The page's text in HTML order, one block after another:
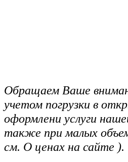
Обращаем Ваше
учетом погрузки в
оформлени услуги
также при малых
см. О ценах на сайте ).